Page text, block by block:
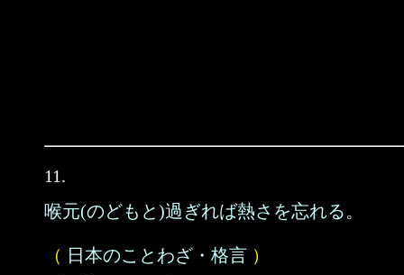
11.
喉元(のどもと)過ぎれば熱さを忘れる。
（ 日本のことわざ・格言 ）